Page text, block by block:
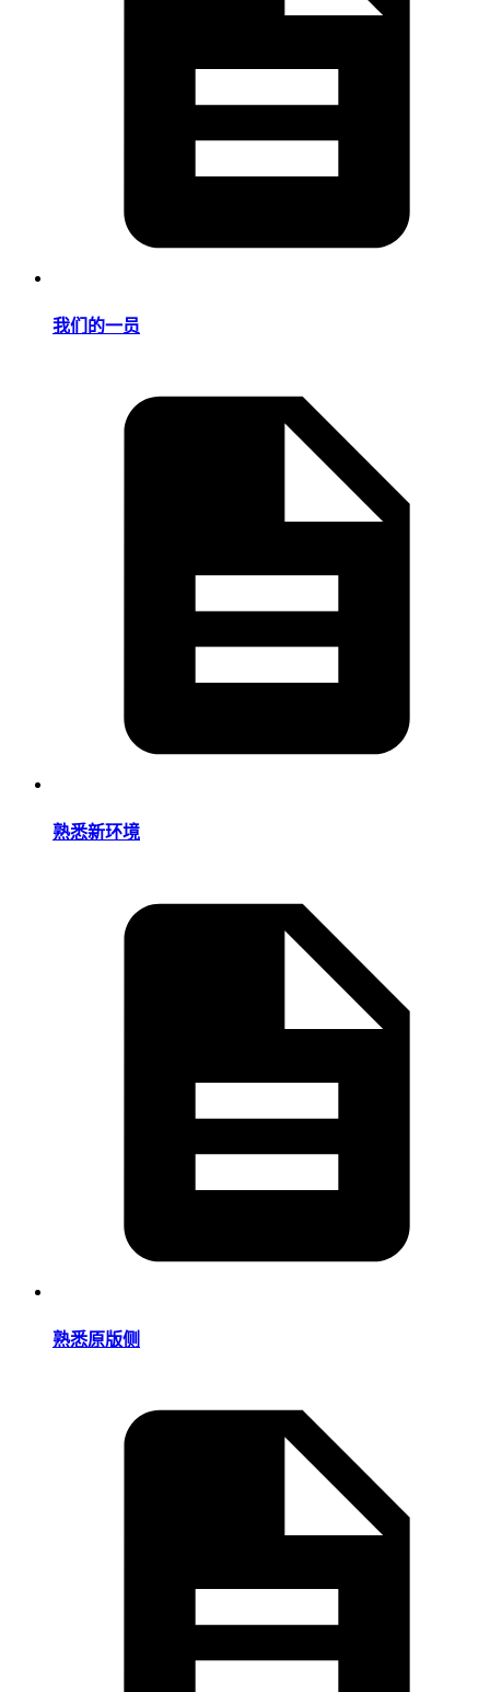
我们的一员
熟悉新环境
熟悉原版侧